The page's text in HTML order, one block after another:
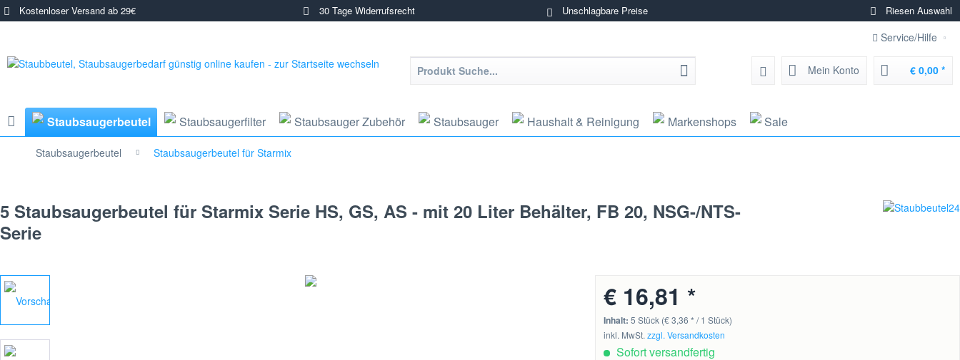
Kostenloser Versand ab 29€ 30 Tage Widerrufsrecht Unschlagbare Preise Riesen Auswahl
Service/Hilfe
Mein Konto € 0,00 *
Staubsaugerbeutel Staubsaugerfilter Staubsauger Zubehör Staubsauger Haushalt & Reinigung Markenshops Sale
Staubsaugerbeutel Staubsaugerbeutel für Starmix
5 Staubsaugerbeutel für Starmix Serie HS, GS, AS - mit 20 Liter Behälter, FB 20, NSG-/NTS-
Serie
€ 16,81 *
Inhalt:5 Stück (€ 3,36 * / 1 Stück)
inkl. MwSt.zzgl. Versandkosten
Sofort versandfertig